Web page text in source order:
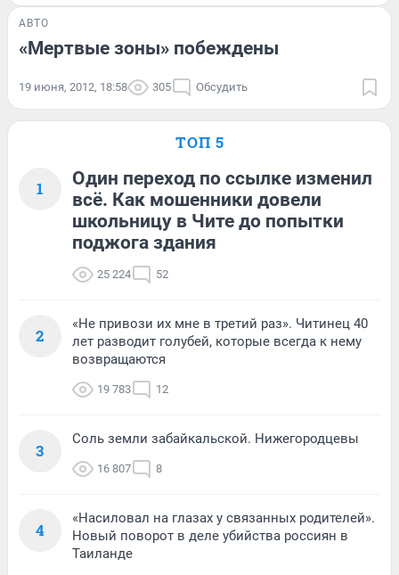
АВТО
«Мертвые зоны» побеждены
19 июня, 2012, 18:58 305 Обсудить
ТОП 5
1
Один переход по ссылке изменил
всё. Как мошенники довели
школьницу в Чите до попытки
поджога здания
25 224 52
2
«Не привози их мне в третий раз». Читинец 40
лет разводит голубей, которые всегда к нему
возвращаются
19 783 12
3
Соль земли забайкальской. Нижегородцевы
16 807 8
4
«Насиловал на глазах у связанных родителей».
Новый поворот в деле убийства россиян в
Таиланде